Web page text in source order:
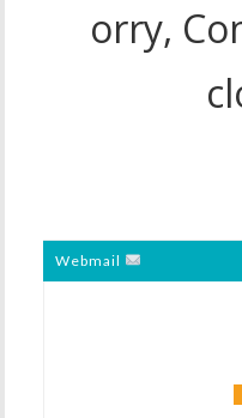
orry,
Webmail